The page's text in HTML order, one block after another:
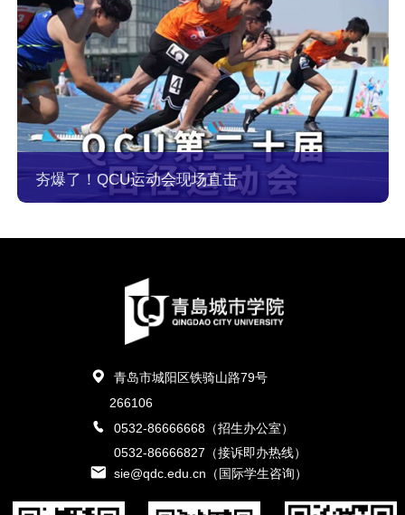
夯爆了！QCU运动会现场直击
青岛市城阳区铁骑山路79号
266106
0532-86666668（招生办公室）
0532-86666827（接诉即办热线）
sie@qdc.edu.cn（国际学生咨询）